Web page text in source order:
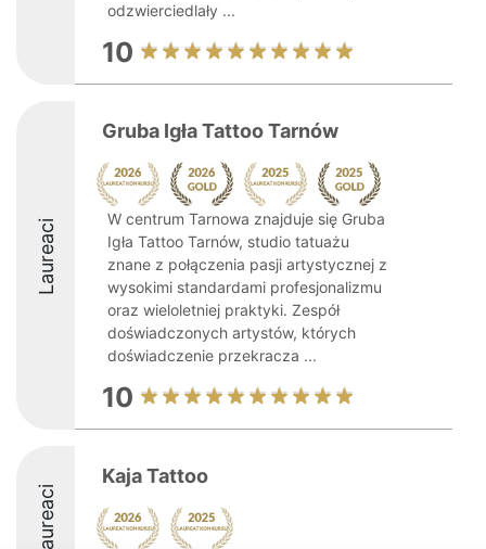
odzwierciedlały ...
10
Laureaci
Gruba Igła Tattoo Tarnów
W centrum Tarnowa znajduje się Gruba
Igła Tattoo Tarnów, studio tatuażu
znane z połączenia pasji artystycznej z
wysokimi standardami profesjonalizmu
oraz wieloletniej praktyki. Zespół
doświadczonych artystów, których
doświadczenie przekracza ...
10
Laureaci
Kaja Tattoo